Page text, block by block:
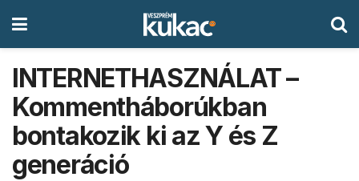
INTERNETHASZNÁLAT –
Kommentháborúkban
bontakozik ki az Y és Z
generáció